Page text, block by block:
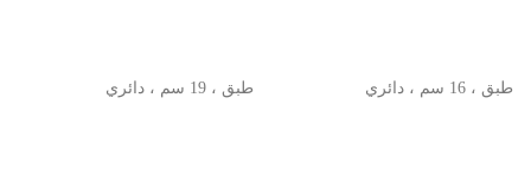
طبق ، 16 سم ، دائري طبق ، 19 سم ، دائري